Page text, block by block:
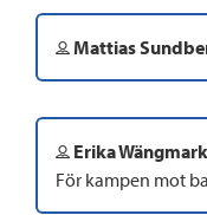
Mattias
Erika Wängmark
För kampen mot